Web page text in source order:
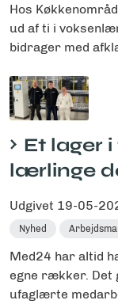
Hos
ud af ti i
bidrager med
Et lager
lærlinge
Udgivet 19-05-
Nyhed
Med24 har altid
egne rækker. Det
ufaglærte